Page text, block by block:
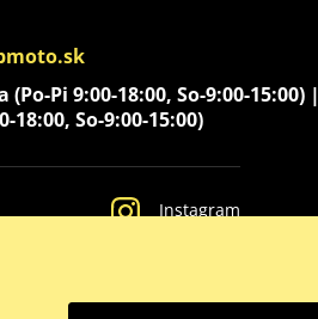
Pi 9:00-18:00, So-9:00-15:00) |
18:00, So-9:00-15:00)
Instagram